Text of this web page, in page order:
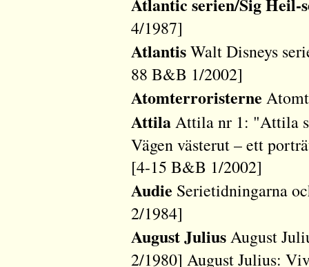
4/1987]
AtlantisWalt Disneys
88 B&B 1/2002]
Atomterroristerne
AttilaAttila nr 1: "Attila
Vägen västerut – ett
[4-15 B&B 1/2002]
Audie Serietidningarna
2/1984]
August JuliusAugust
2/1980] August Julius: